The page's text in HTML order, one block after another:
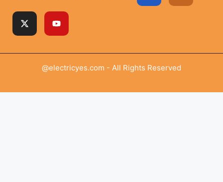
@electricyes.com - All Rights Reserved